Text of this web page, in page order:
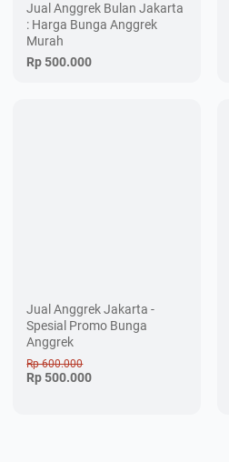
Jual Anggrek Bulan Jakarta
: Harga Bunga Anggrek
Murah
Rp 500.000
Jual Anggrek Jakarta -
Spesial Promo Bunga
Anggrek
Rp 600.000
Rp 500.000